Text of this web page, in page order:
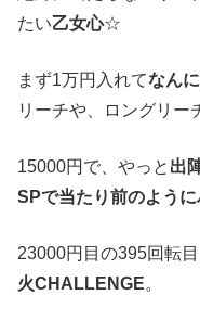
たい乙女心☆
まず1万円入れてなん
リーチや、ロングリー
15000円で、やっと 出
SPで当たり前のように
23000円目の395回転
火CHALLENGE。